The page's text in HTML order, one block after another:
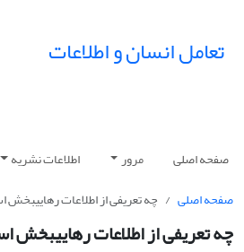
تعامل انسان و اطلاعات
صفحه اصلی مرور اطلاعات نشریه
صفحه اصلی
چه تعریفی از اطلاعات رهایی‎بخش است؟
چه تعریفی از اطلاعات رهایی‎بخش است؟